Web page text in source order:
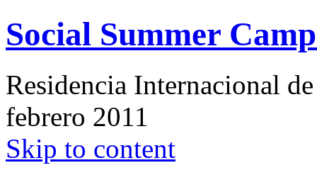
Social Summer
Residencia Internacional
febrero 2011
Skip to content